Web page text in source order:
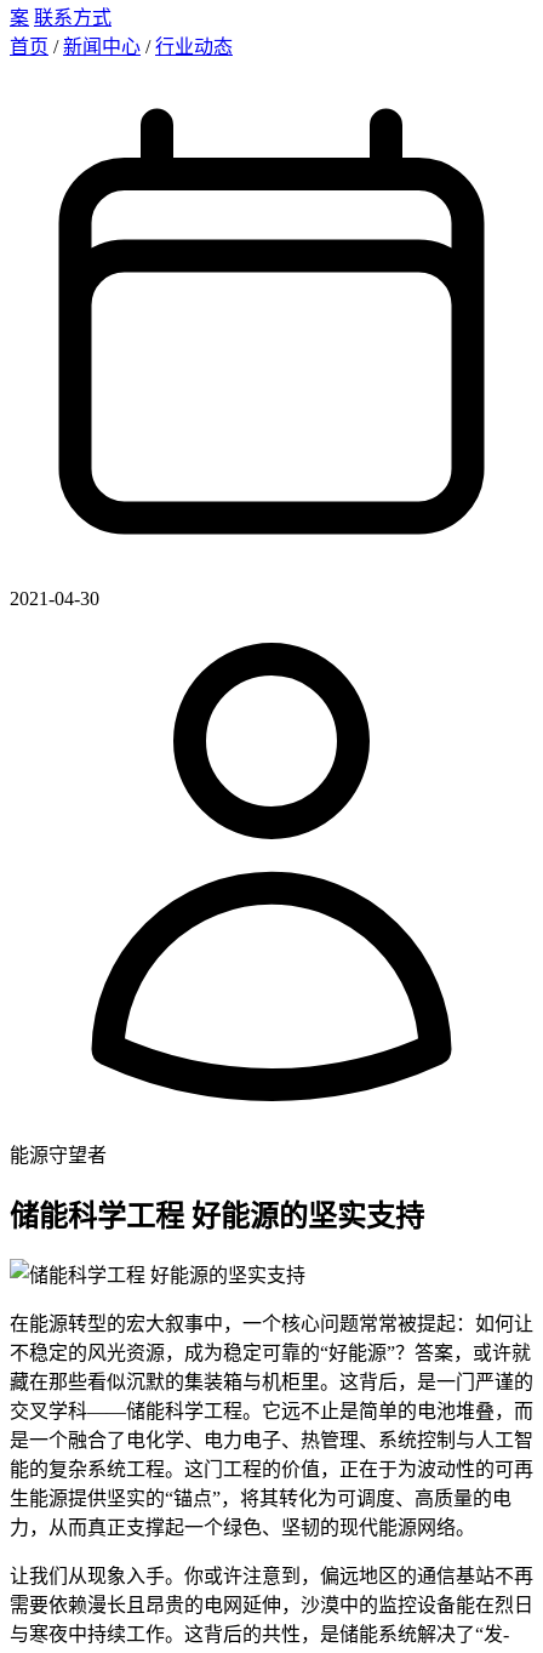
案 联系方式
首页 / 新闻中心 / 行业动态
2021-04-30
能源守望者
储能科学工程 好能源的坚实支持
在能源转型的宏大叙事中，一个核心问题常常被提起：如何让
不稳定的风光资源，成为稳定可靠的“好能源”？答案，或许就
藏在那些看似沉默的集装箱与机柜里。这背后，是一门严谨的
交叉学科——储能科学工程。它远不止是简单的电池堆叠，而
是一个融合了电化学、电力电子、热管理、系统控制与人工智
能的复杂系统工程。这门工程的价值，正在于为波动性的可再
生能源提供坚实的“锚点”，将其转化为可调度、高质量的电
力，从而真正支撑起一个绿色、坚韧的现代能源网络。
让我们从现象入手。你或许注意到，偏远地区的通信基站不再
需要依赖漫长且昂贵的电网延伸，沙漠中的监控设备能在烈日
与寒夜中持续工作。这背后的共性，是储能系统解决了“发-